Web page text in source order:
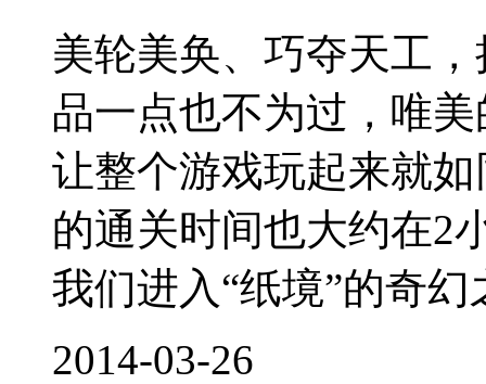
美轮美奂、巧夺天工
品一点也不为过，唯
让整个游戏玩起来就
的通关时间也大约在2
我们进入“纸境”的奇幻
2014-03-26